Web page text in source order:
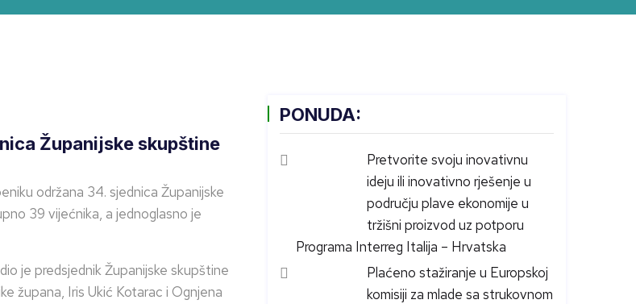
Županijske skupštine
održana 34. sjednica Županijske
39 vijećnika, a jednoglasno je
je predsjednik Županijske skupštine
župana, Iris Ukić Kotarac i Ognjena
PONUDA:
Pretvorite svoju inovativnu
ideju ili inovativno rješenje u
području plave ekonomije u
tržišni proizvod uz potporu
Programa Interreg Italija – Hrvatska
Plaćeno stažiranje u Europskoj
komisiji za mlade sa strukovnom